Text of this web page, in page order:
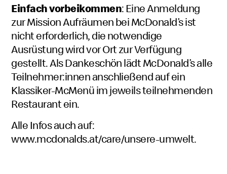
Einfach vorbeikommen: Eine Anmeldung
zur Mission Aufräumen bei McDonald’s ist
nicht erforderlich, die notwendige
Ausrüstung wird vor Ort zur Verfügung
gestellt. Als Dankeschön lädt McDonald’s alle
Teilnehmer:innen anschließend auf ein
Klassiker-McMenü im jeweils teilnehmenden
Restaurant ein.
Alle Infos auch auf:
www.mcdonalds.at/care/unsere-umwelt.